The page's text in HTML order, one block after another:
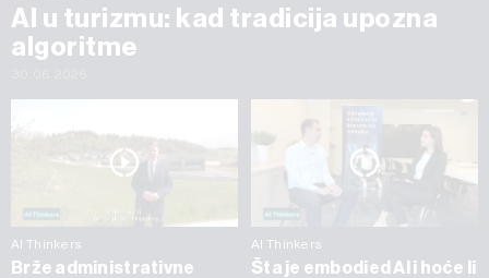
AI u turizmu: kad tradicija upozna
algoritme
AI Thinkers
Brže administrativne
AI Thinkers
Šta je embodied AI i hoće li